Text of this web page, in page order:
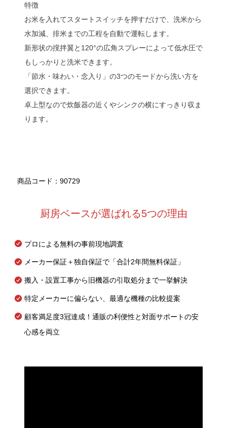
特徴
お米を入れてスタートスイッチを押すだけで、洗米から
水加減、排米までの工程を自動で運転します。
新形状の撹拌翼と120°の広角スプレーによって低水圧で
もしっかりと洗米できます。
「節水・味わい・念入り」の3つのモードから洗い方を
選択できます。
卓上型なので炊飯器の近くやシンクの横にすっきり収ま
ります。
商品コード：90729
厨房ベースが選ばれる5つの理由
プロによる無料の事前現地調査
メーカー保証＋独自保証で「合計2年間無料保証」
搬入・設置工事から旧機器の引取処分まで一挙解決
特定メーカーに偏らない、最適な機種の比較提案
顧客満足度3冠達成！通販の利便性と対面サポートの安
心感を両立